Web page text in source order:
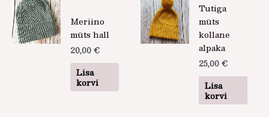
Meriino
müts hall
20,00 €
Lisa
korvi
Tutiga
müts
kollane
alpaka
25,00 €
Lisa
korvi